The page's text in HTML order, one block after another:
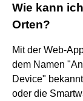
Wie kann
Orten?
Mit der Web-
dem Namen
Device"
oder die